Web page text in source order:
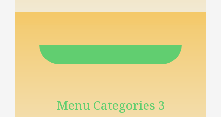
Menu Categories 3